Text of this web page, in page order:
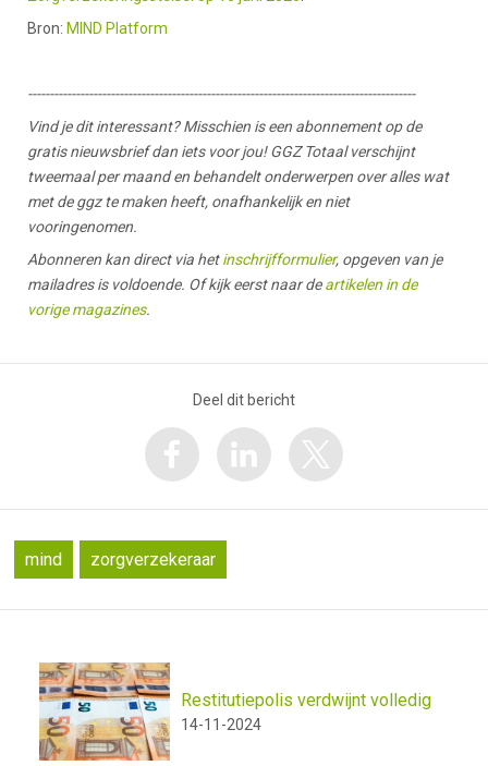
Bron: MIND Platform
-----------------------------------------------------------------------------------------
Vind je dit interessant? Misschien is een abonnement op de
gratis nieuwsbrief dan iets voor jou! GGZ Totaal verschijnt
tweemaal per maand en behandelt onderwerpen over alles wat
met de ggz te maken heeft, onafhankelijk en niet
vooringenomen.
Abonneren kan direct via hetinschrijfformulier, opgeven van je
mailadres is voldoende. Of kijk eerst naar deartikelen in de
vorige magazines.
Deel dit bericht
mind zorgverzekeraar
Restitutiepolis verdwijnt volledig
14-11-2024